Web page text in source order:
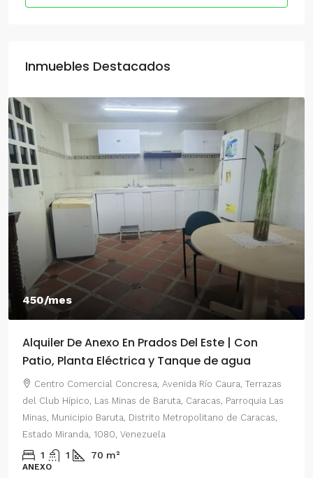
Inmuebles Destacados
450/mes
Alquiler De Anexo En Prados Del Este | Con
Patio, Planta Eléctrica y Tanque de agua
Centro Comercial Concresa, Avenida Río Caura, Terrazas
del Club Hípico, Las Minas de Baruta, Caracas, Parroquia Las
Minas, Municipio Baruta, Distrito Metropolitano de Caracas,
Estado Miranda, 1080, Venezuela
1 1 70 m²
ANEXO